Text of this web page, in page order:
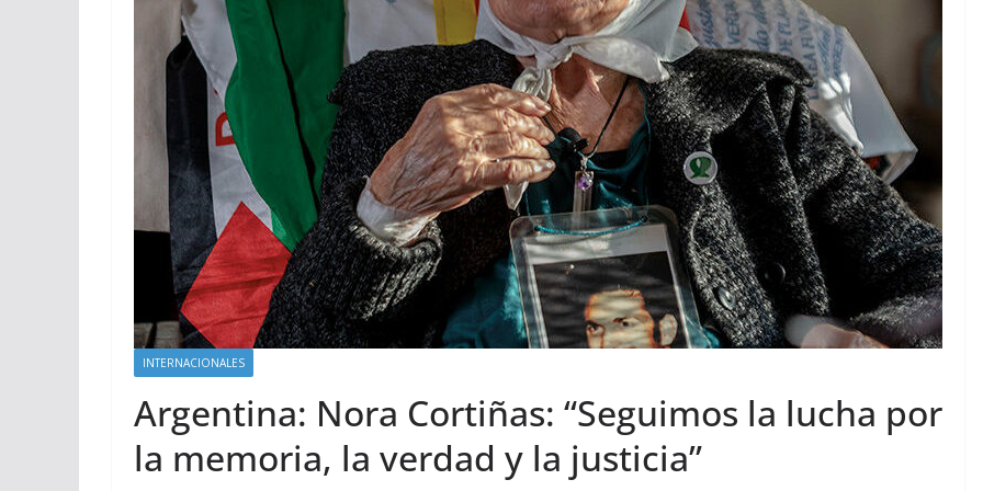
INTERNACIONALES
Argentina: Nora Cortiñas: “Seguimos la lucha por
la memoria, la verdad y la justicia”